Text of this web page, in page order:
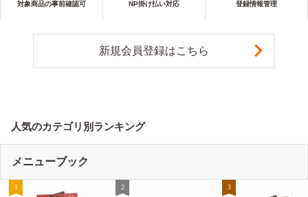
対象商品の事前確認可
NP掛け払い対応
登録情報管理
新規会員登録はこちら
人気のカテゴリ別ランキング
メニューブック